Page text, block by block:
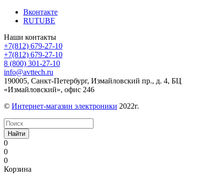
Вконтакте
RUTUBE
Наши контакты
+7(812) 679-27-10
+7(812) 679-27-10
8 (800) 301-27-10
info@avttech.ru
190005, Санкт-Петербург, Измайловский пр., д. 4, БЦ
«Измайловский», офис 246
© Интернет-магазин электроники 2022г.
Найти
0
0
0
Корзина